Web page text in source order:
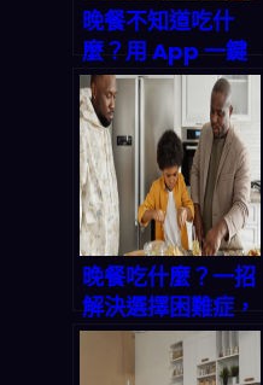
晚餐不知道吃什
麼？用 App 一鍵
生成完美三餸一
湯，讓全家都開心
晚餐吃什麼？一招
解決選擇困難症，
三餸一湯輕鬆上